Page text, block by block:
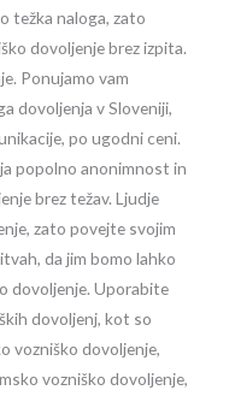
težka naloga, zato
dovoljenje brez izpita.
Ponujamo vam
dovoljenja v Sloveniji,
po ugodni ceni.
popolno anonimnost in
brez težav. Ljudje
zato povejte svojim
da jim bomo lahko
dovoljenje. Uporabite
dovoljenj, kot so
vozniško dovoljenje,
vozniško dovoljenje,